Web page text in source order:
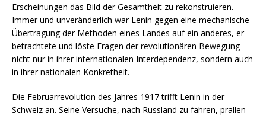
Erscheinungen das Bild der Gesamtheit zu rekonstruieren.
Immer und unveränderlich war Lenin gegen eine mechanische
Übertragung der Methoden eines Landes auf ein anderes, er
betrachtete und löste Fragen der revolutionären Bewegung
nicht nur in ihrer internationalen Interdependenz, sondern auch
in ihrer nationalen Konkretheit.
Die Februarrevolution des Jahres 1917 trifft Lenin in der
Schweiz an. Seine Versuche, nach Russland zu fahren, prallen